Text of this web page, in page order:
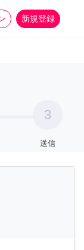
新規登録
more_horiz
3
送信